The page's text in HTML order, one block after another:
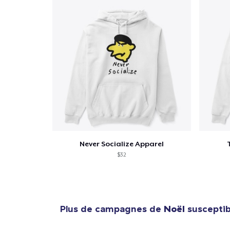
Never Socialize Apparel
$32
Plus de campagnes de Noël